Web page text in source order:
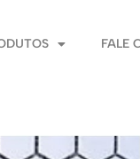
FALE